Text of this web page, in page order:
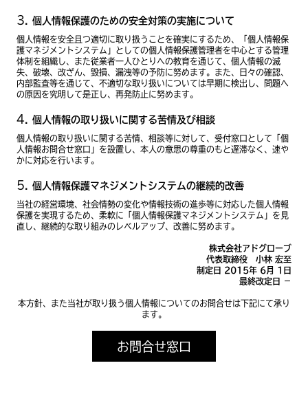
個人情報保護のための安全対策の実施について
個人情報を安全且つ適切に取り扱うことを確実にするため、「個人情報保
護マネジメントシステム」としての個人情報保護管理者を中心とする管理
体制を組織し、また従業者一人ひとりへの教育を通じて、個人情報の滅
失、破壊、改ざん、毀損、漏洩等の予防に努めます。また、日々の確認、
内部監査等を通じて、不適切な取り扱いについては早期に検出し、問題へ
の原因を究明して是正し、再発防止に努めます。
個人情報の取り扱いに関する苦情及び相談
個人情報の取り扱いに関する苦情、相談等に対して、受付窓口として「個
人情報お問合せ窓口」を設置し、本人の意思の尊重のもと遅滞なく、速や
かに対応を行います。
個人情報保護マネジメントシステムの継続的改善
当社の経営環境、社会情勢の変化や情報技術の進歩等に対応した個人情報
保護を実現するため、柔軟に「個人情報保護マネジメントシステム」を見
直し、継続的な取り組みのレベルアップ、改善に努めます。
株式会社アドグローブ
代表取締役 小林 宏至
制定日 2015年 6月 1日
最終改定日 －
本方針、また当社が取り扱う個人情報についてのお問合せは下記にて承り
ます。
お問合せ窓口